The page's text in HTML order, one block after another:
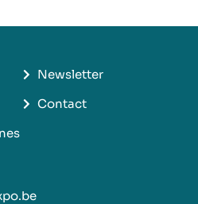
Newsletter
Contact